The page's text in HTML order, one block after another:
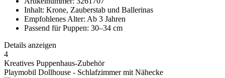
Inhalt: Krone, Zauberstab und Ballerinas
Empfohlenes Alter: Ab 3 Jahren
Passend für Puppen: 30–34 cm
Details anzeigen
4
Kreatives Puppenhaus-Zubehör
Playmobil Dollhouse - Schlafzimmer mit Nähecke